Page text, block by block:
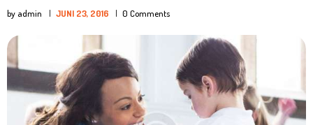
by admin JUNI 23, 2016 0 Comments